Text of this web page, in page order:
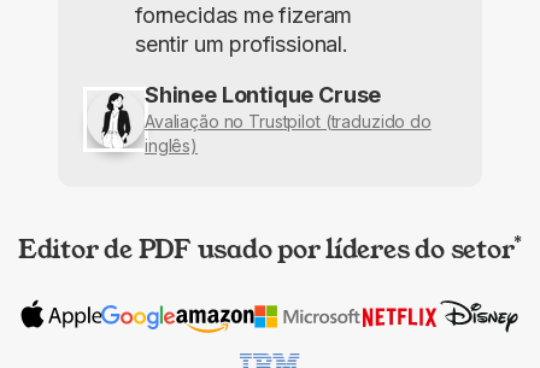
fornecidas me fizeram
sentir um profissional.
Shinee Lontique Cruse
Avaliação no Trustpilot (traduzido do
inglês)
Editor de PDF usado por líderes do setor*